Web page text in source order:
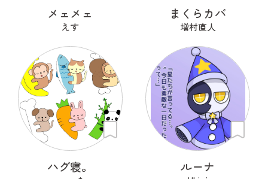
メェメェ
えす
まくらカバ
増村直人
ハグ寝。 ルーナ